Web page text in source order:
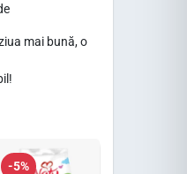
mai bună, o
-5%